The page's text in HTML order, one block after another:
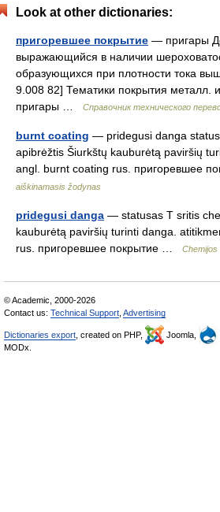
Look at other dictionaries:
пригоревшее покрытие — пригары
выражающийся в наличии
образующихся при плотности тока
9.008 82] Тематики покрытия
пригары …
Справочник технического
burnt coating — pridegusi danga
apibrėžtis Šiurkštų kauburėtą paviršių
angl. burnt coating rus. пригоревшее
aiškinamasis žodynas
pridegusi danga — statusas T sritis
kauburėtą paviršių turinti danga.
rus. пригоревшее покрытие …
© Academic, 2000-2026
Contact us: Technical Support Advertising
Dictionaries export , created on PHP, Joomla,
MODx.